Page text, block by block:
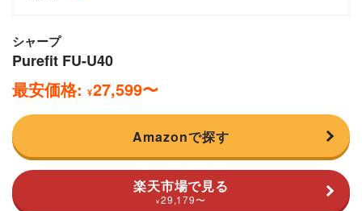
シャープ
Purefit FU-U40
最安価格: ¥27,599〜
Amazonで探す
楽天市場で見る
¥ 29,179〜